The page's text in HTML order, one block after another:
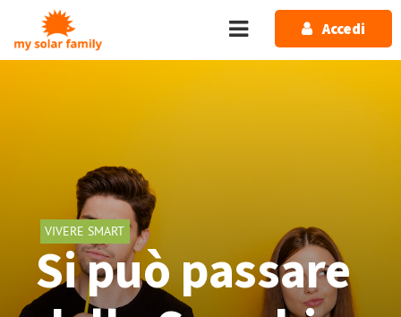
Salta al contenuto principale
Accedi
VIVERE SMART
Si può passare